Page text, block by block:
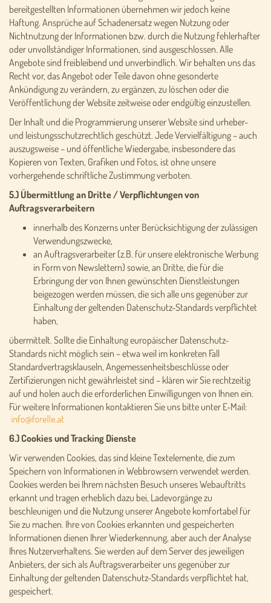
bereitgestellten Informationen übernehmen wir jedoch keine
Haftung. Ansprüche auf Schadenersatz wegen Nutzung oder
Nichtnutzung der Informationen bzw. durch die Nutzung fehlerhafter
oder unvollständiger Informationen, sind ausgeschlossen. Alle
Angebote sind freibleibend und unverbindlich. Wir behalten uns das
Recht vor, das Angebot oder Teile davon ohne gesonderte
Ankündigung zu verändern, zu ergänzen, zu löschen oder die
Veröffentlichung der Website zeitweise oder endgültig einzustellen.
Der Inhalt und die Programmierung unserer Website sind urheber-
und leistungsschutzrechtlich geschützt. Jede Vervielfältigung – auch
auszugsweise – und öffentliche Wiedergabe, insbesondere das
Kopieren von Texten, Grafiken und Fotos, ist ohne unsere
vorhergehende schriftliche Zustimmung verboten.
5.) Übermittlung an Dritte / Verpflichtungen von
Auftragsverarbeitern
innerhalb des Konzerns unter Berücksichtigung der zulässigen
Verwendungszwecke,
an Auftragsverarbeiter (z.B. für unsere elektronische Werbung
in Form von Newslettern) sowie, an Dritte, die für die
Erbringung der von Ihnen gewünschten Dienstleistungen
beigezogen werden müssen, die sich alle uns gegenüber zur
Einhaltung der geltenden Datenschutz-Standards verpflichtet
haben,
übermittelt. Sollte die Einhaltung europäischer Datenschutz-
Standards nicht möglich sein – etwa weil im konkreten Fall
Standardvertragsklauseln, Angemessenheitsbeschlüsse oder
Zertifizierungen nicht gewährleistet sind – klären wir Sie rechtzeitig
auf und holen auch die erforderlichen Einwilligungen von Ihnen ein.
Für weitere Informationen kontaktieren Sie uns bitte unter E-Mail:
6.) Cookies und Tracking Dienste
Wir verwenden Cookies, das sind kleine Textelemente, die zum
Speichern von Informationen in Webbrowsern verwendet werden.
Cookies werden bei Ihrem nächsten Besuch unseres Webauftritts
erkannt und tragen erheblich dazu bei, Ladevorgänge zu
beschleunigen und die Nutzung unserer Angebote komfortabel für
Sie zu machen. Ihre von Cookies erkannten und gespeicherten
Informationen dienen Ihrer Wiederkennung, aber auch der Analyse
Ihres Nutzerverhaltens. Sie werden auf dem Server des jeweiligen
Anbieters, der sich als Auftragsverarbeiter uns gegenüber zur
Einhaltung der geltenden Datenschutz-Standards verpflichtet hat,
gespeichert.